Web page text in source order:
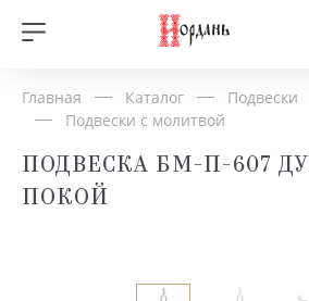
Главная Каталог
Подвески
Подвески с молитвой
ПОДВЕСКА БМ-П-607
ПОКОЙ